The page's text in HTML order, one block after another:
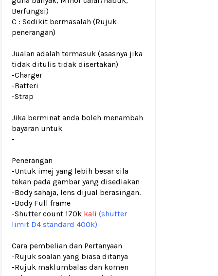
Berfungsi)
C : Sedikit bermasalah (Rujuk
penerangan)
Jualan adalah termasuk (asasnya jika
tidak ditulis tidak disertakan)
-Charger
-Batteri
-Strap
Jika berminat anda boleh menambah
bayaran untuk
-
Penerangan
-Untuk imej yang lebih besar sila
tekan pada gambar yang disediakan
-Body sahaja, lens dijual berasingan.
-Body Full frame
-Shutter count 170k kali (shutter
limit D4 standard 400k)
Cara pembelian dan Pertanyaan
-Rujuk soalan yang biasa ditanya
-Rujuk maklumbalas dan komen